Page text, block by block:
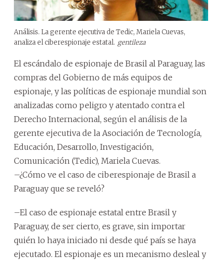
Análisis. La gerente ejecutiva de Tedic, Mariela Cuevas,
analiza el ciberespionaje estatal. gentileza
El escándalo de espionaje de Brasil al Paraguay, las
compras del Gobierno de más equipos de
espionaje, y las políticas de espionaje mundial son
analizadas como peligro y atentado contra el
Derecho Internacional, según el análisis de la
gerente ejecutiva de la Asociación de Tecnología,
Educación, Desarrollo, Investigación,
Comunicación (Tedic), Mariela Cuevas.
–¿Cómo ve el caso de ciberespionaje de Brasil a
Paraguay que se reveló?
–El caso de espionaje estatal entre Brasil y
Paraguay, de ser cierto, es grave, sin importar
quién lo haya iniciado ni desde qué país se haya
ejecutado. El espionaje es un mecanismo desleal y